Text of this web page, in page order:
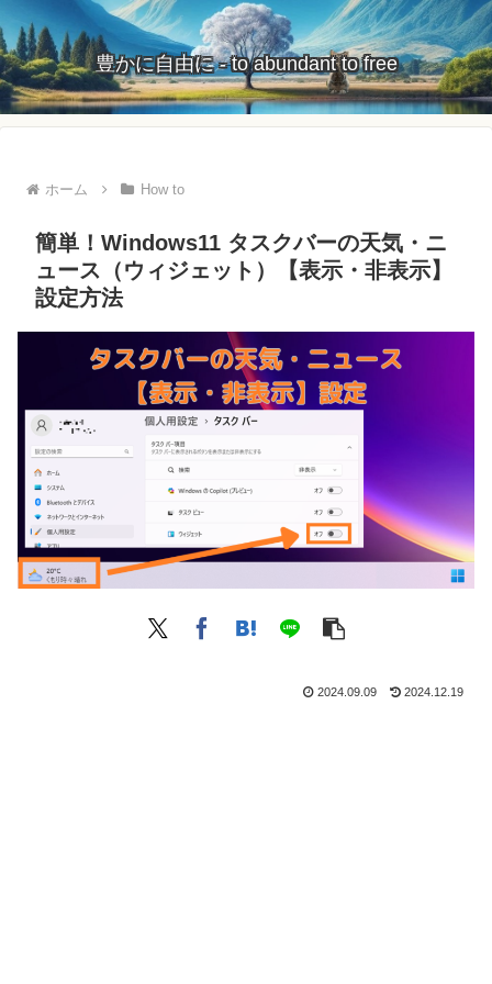
豊かに自由に - to abundant to free
ホーム How to
簡単！Windows11 タスクバーの天気・ニ
ュース（ウィジェット）【表示・非表示】
設定方法
2024.09.09 2024.12.19